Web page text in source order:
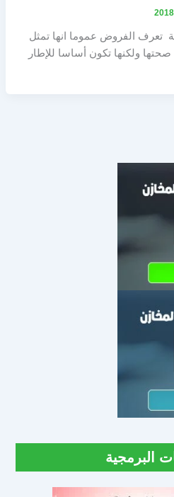
تعرف الفروض عموما انها تمثل
ولكنها تكون أساسا للإطار
البرمجية